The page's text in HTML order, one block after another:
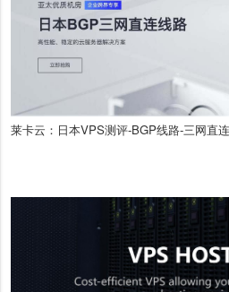
莱卡云：日本VPS测评-BGP线路-三网直连